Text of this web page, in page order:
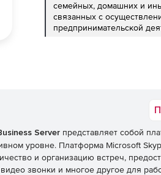
семейных, домашних и
связанных с
предпринимательской
Server представляет собой
уровне. Платформа Microsoft
и организацию встреч,
звонки и многое другое для